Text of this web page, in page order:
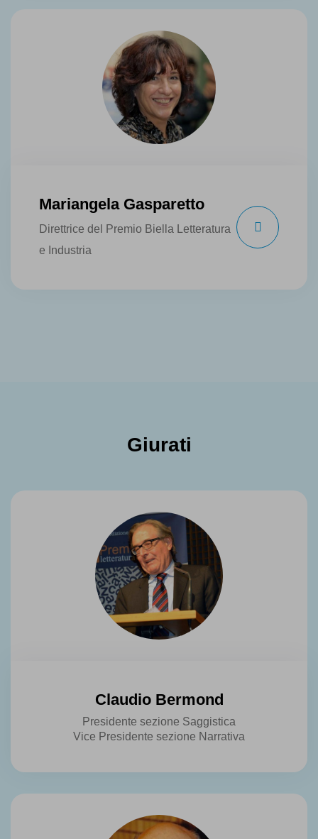
Mariangela Gasparetto
Direttrice del Premio Biella Letteratura
e Industria
Giurati
Claudio Bermond
Presidente sezione Saggistica
Vice Presidente sezione Narrativa